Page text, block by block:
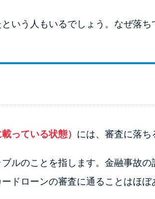
いう人もいるでしょう。なぜ落
っている状態） には、審査に落ち
ルのことを指します。金融事故
ドローンの審査に通ることはほぼ